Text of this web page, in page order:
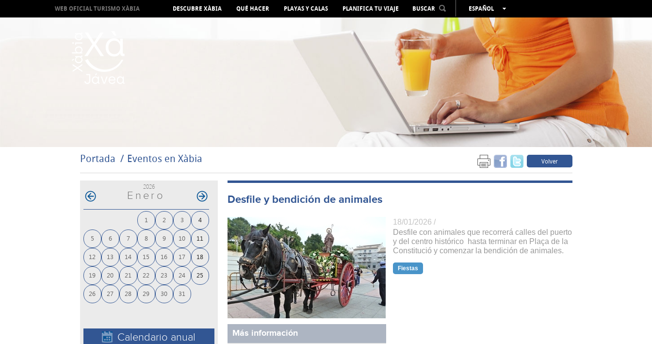
WEB OFICIAL TURISMO XÀBIA DESCUBRE XÀBIA QUÉ HACER PLAYAS Y CALAS PLANIFICA TU VIAJE BUSCAR
ESPAÑOL
VALENCIÀ
ENGLISH
FRANÇAIS
DEUTSCH
Portada Eventos en Xàbia Volver
2026
Enero
1 2 3 4
5 6 7 8 9 10 11
12 13 14 15 16 17 18
19 20 21 22 23 24 25
26 27 28 29 30 31
Calendario anual
Desfile y bendición de animales
Más información
18/01/2026 /
Desfile con animales que recorrerá calles del puerto
y del centro histórico hasta terminar en Plaça de la
Constitució y comenzar la bendición de animales.
Fiestas